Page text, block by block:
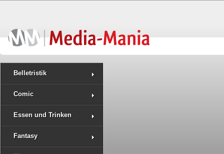
Belletristik
Comic
Essen und Trinken
Fantasy